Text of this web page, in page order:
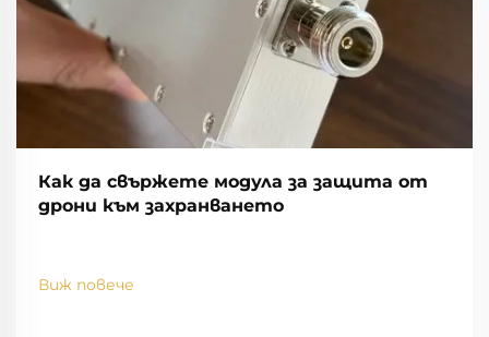
Как да свържете модула за защита от
дрони към захранването
Виж повече